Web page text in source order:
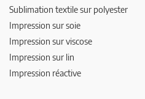
Sublimation textile sur polyester
Impression sur soie
Impression sur viscose
Impression sur lin
Impression réactive